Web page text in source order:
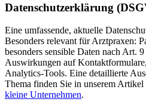
Datenschutzerklärung
Eine umfassende, aktuelle
Besonders relevant für Arztpraxen:
besonders sensible Daten nach Art.
Auswirkungen auf
Analytics-Tools. Eine detaillierte
Thema finden Sie in unserem Artikel
kleine Unternehmen.